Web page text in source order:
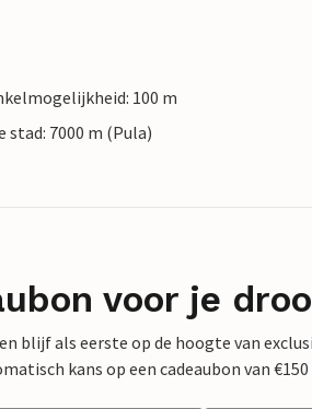
100 m
7000 m (Pula)
voor je
blijf als eerste op de hoogte van
kans op een cadeaubon van